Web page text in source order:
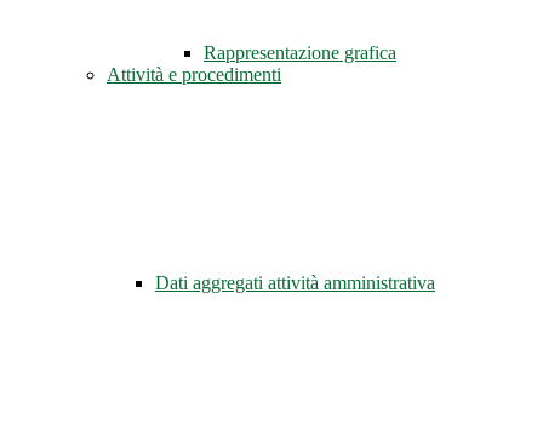
Rappresentazione grafica
Attività e procedimenti
Dati aggregati attività amministrativa